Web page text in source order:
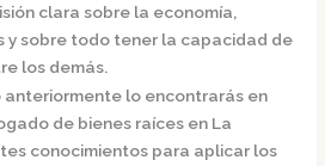
clara sobre la economía,
y sobre todo tener la capacidad de
los demás.
anteriormente lo encontrarás en
de bienes raíces en La
conocimientos para aplicar los